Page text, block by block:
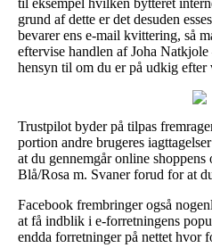
grund af dette er det desuden
bevarer ens e-mail kvittering, så
eftervise handlen af Joha
hensyn til om du er på udkig
Trustpilot byder på tilpas
portion andre brugeres
at du gennemgår online
Blå/Rosa m. Svaner forud for at
Facebook frembringer også
at få indblik i e-forretningens
endda forretninger på nettet hvor